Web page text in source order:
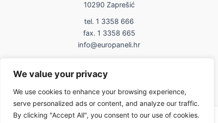
We value your privacy
We use cookies to enhance your browsing experience,
serve personalized ads or content, and analyze our traffic.
By clicking "Accept All", you consent to our use of cookies.
10290 Zaprešić
tel. 1 3358 666
fax. 1 3358 665
info@europaneli.hr
Uvjeti korištenja